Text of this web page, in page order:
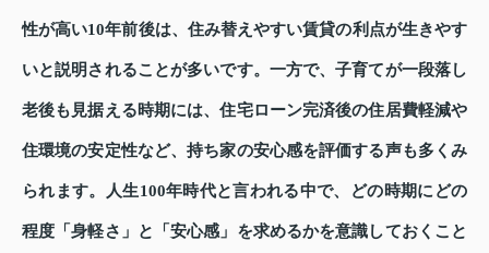
性が高い10年前後は、住み替えやすい賃貸の利点が生きやす
いと説明されることが多いです。一方で、子育てが一段落し
老後も見据える時期には、住宅ローン完済後の住居費軽減や
住環境の安定性など、持ち家の安心感を評価する声も多くみ
られます。人生100年時代と言われる中で、どの時期にどの
程度「身軽さ」と「安心感」を求めるかを意識しておくこと